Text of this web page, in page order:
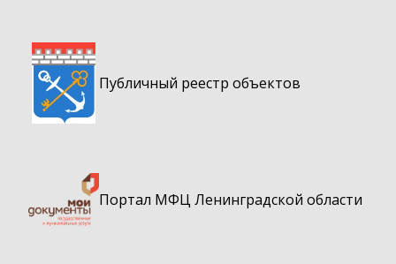
Публичный реестр объектов
Портал МФЦ Ленинградской области